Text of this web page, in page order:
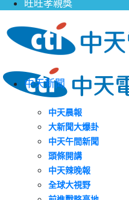
旺旺孝親獎
中天新聞
中天晨報
大新聞大爆卦
中天午間新聞
頭條開講
中天辣晚報
全球大視野